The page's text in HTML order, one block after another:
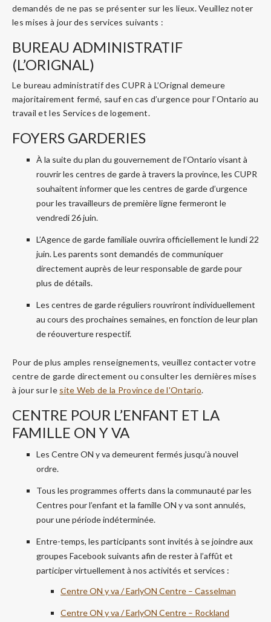
demandés de ne pas se présenter sur les lieux. Veuillez noter
les mises à jour des services suivants :
BUREAU ADMINISTRATIF
(L’ORIGNAL)
Le bureau administratif des CUPR à L’Orignal demeure
majoritairement fermé, sauf en cas d’urgence pour l’Ontario au
travail et les Services de logement.
FOYERS GARDERIES
À la suite du plan du gouvernement de l’Ontario visant à
rouvrir les centres de garde à travers la province, les CUPR
souhaitent informer que les centres de garde d’urgence
pour les travailleurs de première ligne fermeront le
vendredi 26 juin.
L’Agence de garde familiale ouvrira officiellement le lundi 22
juin. Les parents sont demandés de communiquer
directement auprès de leur responsable de garde pour
plus de détails.
Les centres de garde réguliers rouvriront individuellement
au cours des prochaines semaines, en fonction de leur plan
de réouverture respectif.
Pour de plus amples renseignements, veuillez contacter votre
centre de garde directement ou consulter les dernières mises
à jour sur le site Web de la Province de l'Ontario.
CENTRE POUR L’ENFANT ET LA
FAMILLE ON Y VA
Les Centre ON y va demeurent fermés jusqu'à nouvel
ordre.
Tous les programmes offerts dans la communauté par les
Centres pour l’enfant et la famille ON y va sont annulés,
pour une période indéterminée.
Entre-temps, les participants sont invités à se joindre aux
groupes Facebook suivants afin de rester à l’affût et
participer virtuellement à nos activités et services :
Centre ON y va / EarlyON Centre – Casselman
Centre ON y va / EarlyON Centre – Rockland